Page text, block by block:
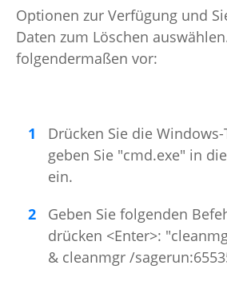
Optionen zur Verfügung und
Daten zum Löschen
folgendermaßen vor:
Drücken Sie die Windows-
geben Sie "cmd.exe" in
ein.
Geben Sie folgenden
drücken <Enter>:
& cleanmgr /